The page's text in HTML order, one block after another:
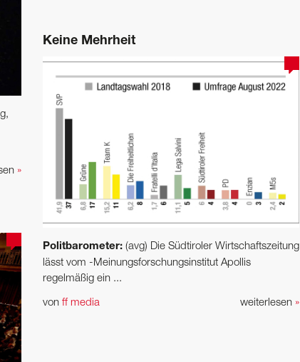
»
Keine Mehrheit
Politbarometer: (avg) Die Südtiroler Wirtschaftszeitung
lässt vom -Meinungsforschungsinstitut Apollis
regelmäßig ein ...
weiterlesen »
von ff media